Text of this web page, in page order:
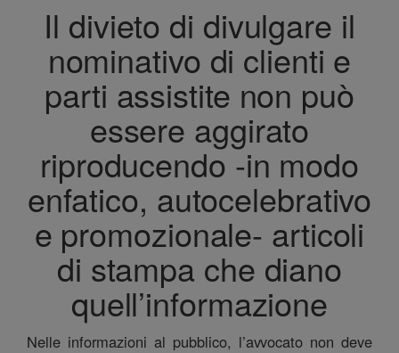
Il divieto di divulgare il
nominativo di clienti e
parti assistite non può
essere aggirato
riproducendo -in modo
enfatico, autocelebrativo
e promozionale- articoli
di stampa che diano
quell’informazione
Nelle informazioni al pubblico, l’avvocato non deve